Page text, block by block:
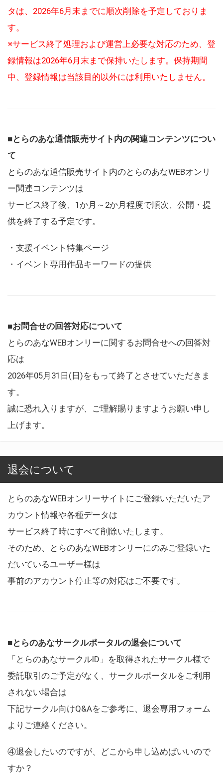
タは、2026年6月末までに順次削除を予定しておりま
す。
※サービス終了処理および運営上必要な対応のため、登
録情報は2026年6月末まで保持いたします。保持期間
中、登録情報は当該目的以外には利用いたしません。
■とらのあな通信販売サイト内の関連コンテンツについ
て
とらのあな通信販売サイト内のとらのあなWEBオンリ
ー関連コンテンツは
サービス終了後、1か月～2か月程度で順次、公開・提
供を終了する予定です。
・支援イベント特集ページ
・イベント専用作品キーワードの提供
■お問合せの回答対応について
とらのあなWEBオンリーに関するお問合せへの回答対
応は
2026年05月31日(日)をもって終了とさせていただきま
す。
誠に恐れ入りますが、ご理解賜りますようお願い申し
上げます。
退会について
とらのあなWEBオンリーサイトにご登録いただいたア
カウント情報や各種データは
サービス終了時にすべて削除いたします。
そのため、とらのあなWEBオンリーにのみご登録いた
だいているユーザー様は
事前のアカウント停止等の対応はご不要です。
■とらのあなサークルポータルの退会について
「とらのあなサークルID」を取得されたサークル様で
委託取引のご予定がなく、サークルポータルをご利用
されない場合は
下記サークル向けQ&Aをご参考に、退会専用フォーム
よりご連絡ください。
④退会したいのですが、どこから申し込めばいいので
すか？